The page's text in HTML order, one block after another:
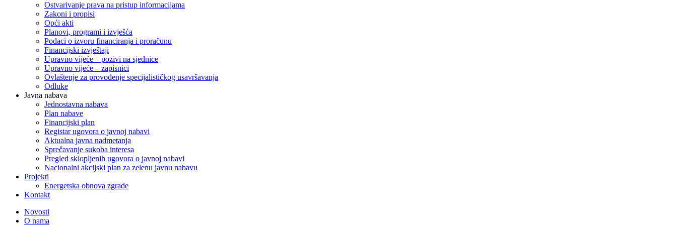
Ostvarivanje prava na pristup informacijama
Zakoni i propisi
Opći akti
Planovi, programi i izvješća
Podaci o izvoru financiranja i proračunu
Financijski izvještaji
Upravno vijeće – pozivi na sjednice
Upravno vijeće – zapisnici
Ovlaštenje za provođenje specijalističkog usavršavanja
Odluke
Javna nabava
Jednostavna nabava
Plan nabave
Financijski plan
Registar ugovora o javnoj nabavi
Aktualna javna nadmetanja
Sprečavanje sukoba interesa
Pregled sklopljenih ugovora o javnoj nabavi
Nacionalni akcijski plan za zelenu javnu nabavu
Projekti
Energetska obnova zgrade
Kontakt
Novosti
O nama